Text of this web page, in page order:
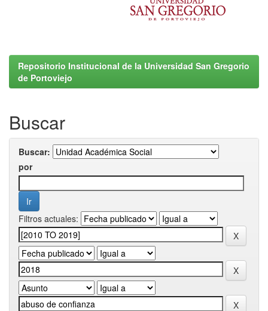
Repositorio Institucional de la Universidad San Gregorio
de Portoviejo
Buscar
Buscar:
por
Filtros actuales: